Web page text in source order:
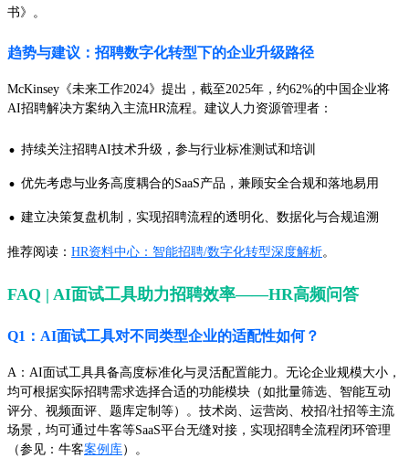
书》。
趋势与建议：招聘数字化转型下的企业升级路径
McKinsey《未来工作2024》提出，截至2025年，约62%的中国企业将
AI招聘解决方案纳入主流HR流程。建议人力资源管理者：
· 持续关注招聘AI技术升级，参与行业标准测试和培训
· 优先考虑与业务高度耦合的SaaS产品，兼顾安全合规和落地易用
· 建立决策复盘机制，实现招聘流程的透明化、数据化与合规追溯
推荐阅读： HR资料中心：智能招聘/数字化转型深度解析。
FAQ | AI面试工具助力招聘效率——HR高频问答
Q1：AI面试工具对不同类型企业的适配性如何？
A：AI面试工具具备高度标准化与灵活配置能力。无论企业规模大小，
均可根据实际招聘需求选择合适的功能模块（如批量筛选、智能互动
评分、视频面评、题库定制等）。技术岗、运营岗、校招/社招等主流
场景，均可通过牛客等SaaS平台无缝对接，实现招聘全流程闭环管理
（参见：牛客案例库）。